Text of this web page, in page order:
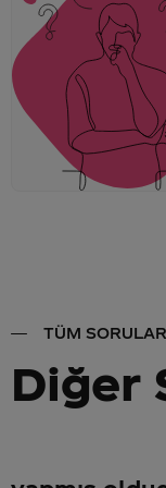
TÜM SORULAR
Diğer